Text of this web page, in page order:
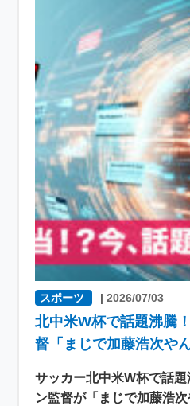
スポーツ |2026/07/03
北中米W杯で話題沸騰
督「まじで加藤浩次や
サッカー北中米W杯で話
ン監督が「まじで加藤浩